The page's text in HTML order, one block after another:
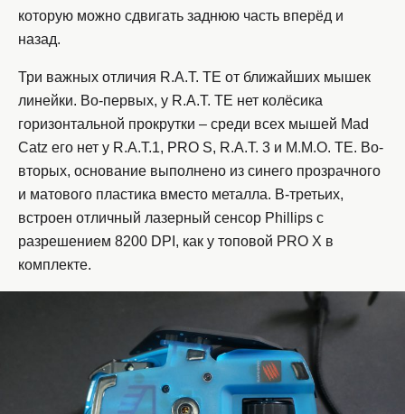
которую можно сдвигать заднюю часть вперёд и
назад.
Три важных отличия R.A.T. TE от ближайших мышек
линейки. Во-первых, у R.A.T. TE нет колёсика
горизонтальной прокрутки – среди всех мышей Mad
Catz его нет у R.A.T.1, PRO S, R.A.T. 3 и M.M.O. TE. Во-
вторых, основание выполнено из синего прозрачного
и матового пластика вместо металла. В-третьих,
встроен отличный лазерный сенсор Phillips с
разрешением 8200 DPI, как у топовой PRO X в
комплекте.